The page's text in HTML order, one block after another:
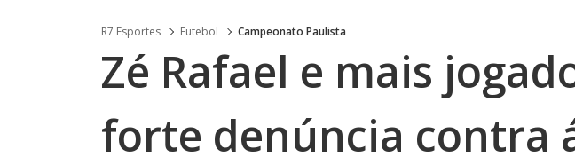
R7 Esportes Futebol Campeonato Paulista
Zé Rafael e mais
forte denúncia contra